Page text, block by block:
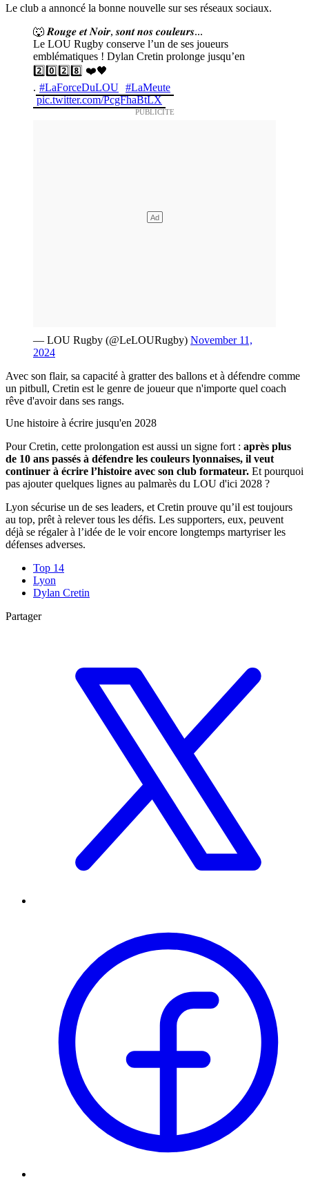
Le club a annoncé la bonne nouvelle sur ses réseaux sociaux.
🐺 𝑹𝒐𝒖𝒈𝒆 𝒆𝒕 𝑵𝒐𝒊𝒓, 𝒔𝒐𝒏𝒕 𝒏𝒐𝒔 𝒄𝒐𝒖𝒍𝒆𝒖𝒓𝒔...
Le LOU Rugby conserve l’un de ses joueurs
emblématiques ! Dylan Cretin prolonge jusqu’en
2️⃣0️⃣2️⃣8️⃣ ❤️🖤
. #LaForceDuLOU #LaMeute
pic.twitter.com/PcgFhaBtLX
— LOU Rugby (@LeLOURugby) November 11,
2024
Avec son flair, sa capacité à gratter des ballons et à défendre comme
un pitbull, Cretin est le genre de joueur que n'importe quel coach
rêve d'avoir dans ses rangs.
Une histoire à écrire jusqu'en 2028
Pour Cretin, cette prolongation est aussi un signe fort : après plus
de 10 ans passés à défendre les couleurs lyonnaises, il veut
continuer à écrire l’histoire avec son club formateur. Et pourquoi
pas ajouter quelques lignes au palmarès du LOU d'ici 2028 ?
Lyon sécurise un de ses leaders, et Cretin prouve qu’il est toujours
au top, prêt à relever tous les défis. Les supporters, eux, peuvent
déjà se régaler à l’idée de le voir encore longtemps martyriser les
défenses adverses.
Top 14
Lyon
Dylan Cretin
Partager